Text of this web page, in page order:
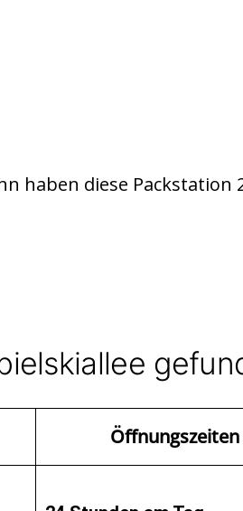
haben diese Packstation
Öffnungszeiten